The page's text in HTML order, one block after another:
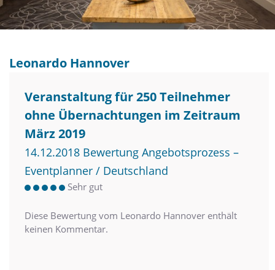
Leonardo Hannover
Veranstaltung für 250 Teilnehmer
ohne Übernachtungen im Zeitraum
März 2019
14.12.2018 Bewertung Angebotsprozess –
Eventplanner / Deutschland
Sehr gut
Diese Bewertung vom Leonardo Hannover enthält
keinen Kommentar.